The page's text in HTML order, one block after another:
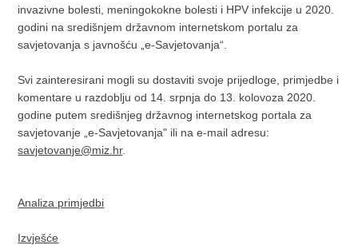
invazivne bolesti, meningokokne bolesti i HPV infekcije u 2020.
godini na središnjem državnom internetskom portalu za
savjetovanja s javnošću „e-Savjetovanja“.
Svi zainteresirani mogli su dostaviti svoje prijedloge, primjedbe i
komentare u razdoblju od 14. srpnja do 13. kolovoza 2020.
godine putem središnjeg državnog internetskog portala za
savjetovanje „e-Savjetovanja" ili na e-mail adresu:
savjetovanje@miz.hr.
Analiza primjedbi
Izvješće